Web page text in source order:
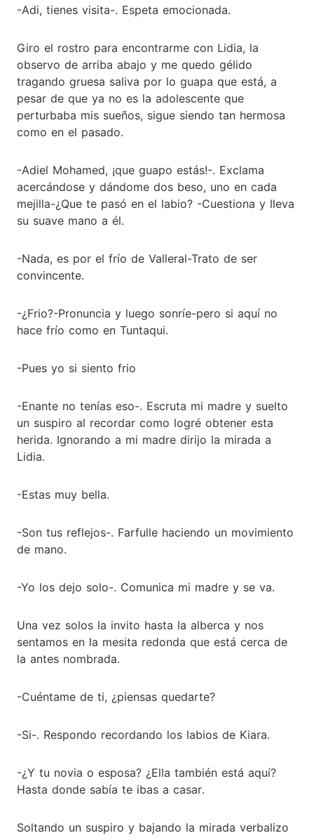
-Adi, tienes visita-. Espeta emocionada.
Giro el rostro para encontrarme con Lidia, la
observo de arriba abajo y me quedo gélido
tragando gruesa saliva por lo guapa que está, a
pesar de que ya no es la adolescente que
perturbaba mis sueños, sigue siendo tan hermosa
como en el pasado.
-Adiel Mohamed, ¡que guapo estás!-. Exclama
acercándose y dándome dos beso, uno en cada
mejilla-¿Que te pasó en el labio? -Cuestiona y lleva
su suave mano a él.
-Nada, es por el frío de Valleral-Trato de ser
convincente.
-¿Frio?-Pronuncia y luego sonríe-pero si aquí no
hace frío como en Tuntaqui.
-Pues yo si siento frio
-Enante no tenías eso-. Escruta mi madre y suelto
un suspiro al recordar como logré obtener esta
herida. Ignorando a mi madre dirijo la mirada a
Lidia.
-Estas muy bella.
-Son tus reflejos-. Farfulle haciendo un movimiento
de mano.
-Yo los dejo solo-. Comunica mi madre y se va.
Una vez solos la invito hasta la alberca y nos
sentamos en la mesita redonda que está cerca de
la antes nombrada.
-Cuéntame de ti, ¿piensas quedarte?
-Si-. Respondo recordando los labios de Kiara.
-¿Y tu novia o esposa? ¿Ella también está aquí?
Hasta donde sabía te ibas a casar.
Soltando un suspiro y bajando la mirada verbalizo